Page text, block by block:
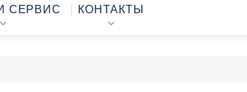
СЕРВИС КОНТАКТЫ